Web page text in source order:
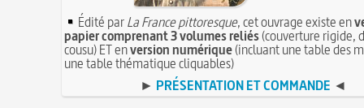
Édité parLa France pittoresque, cet ouvrage existe en
papier comprenant 3 volumes reliés(couverture rigide,
cousu) ET enversion numérique(incluant une table des
une table thématique cliquables)
► PRÉSENTATION ET COMMANDE ◄